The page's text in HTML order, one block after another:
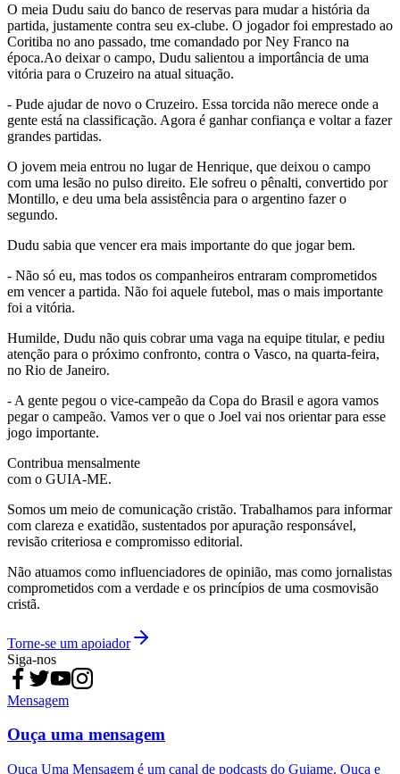
O meia Dudu saiu do banco de reservas para mudar a história da
partida, justamente contra seu ex-clube. O jogador foi emprestado ao
Coritiba no ano passado, tme comandado por Ney Franco na
época.Ao deixar o campo, Dudu salientou a importância de uma
vitória para o Cruzeiro na atual situação.
- Pude ajudar de novo o Cruzeiro. Essa torcida não merece onde a
gente está na classificação. Agora é ganhar confiança e voltar a fazer
grandes partidas.
O jovem meia entrou no lugar de Henrique, que deixou o campo
com uma lesão no pulso direito. Ele sofreu o pênalti, convertido por
Montillo, e deu uma bela assistência para o argentino fazer o
segundo.
Dudu sabia que vencer era mais importante do que jogar bem.
- Não só eu, mas todos os companheiros entraram comprometidos
em vencer a partida. Não foi aquele futebol, mas o mais importante
foi a vitória.
Humilde, Dudu não quis cobrar uma vaga na equipe titular, e pediu
atenção para o próximo confronto, contra o Vasco, na quarta-feira,
no Rio de Janeiro.
- A gente pegou o vice-campeão da Copa do Brasil e agora vamos
pegar o campeão. Vamos ver o que o Joel vai nos orientar para esse
jogo importante.
Contribua mensalmente
com o GUIA-ME.
Somos um meio de comunicação cristão. Trabalhamos para informar
com clareza e exatidão, sustentados por apuração responsável,
revisão criteriosa e compromisso editorial.
Não atuamos como influenciadores de opinião, mas como jornalistas
comprometidos com a verdade e os princípios de uma cosmovisão
cristã.
Torne-se um apoiador
Siga-nos
Mensagem
Ouça uma mensagem
Ouça Uma Mensagem é um canal de podcasts do Guiame. Ouça e